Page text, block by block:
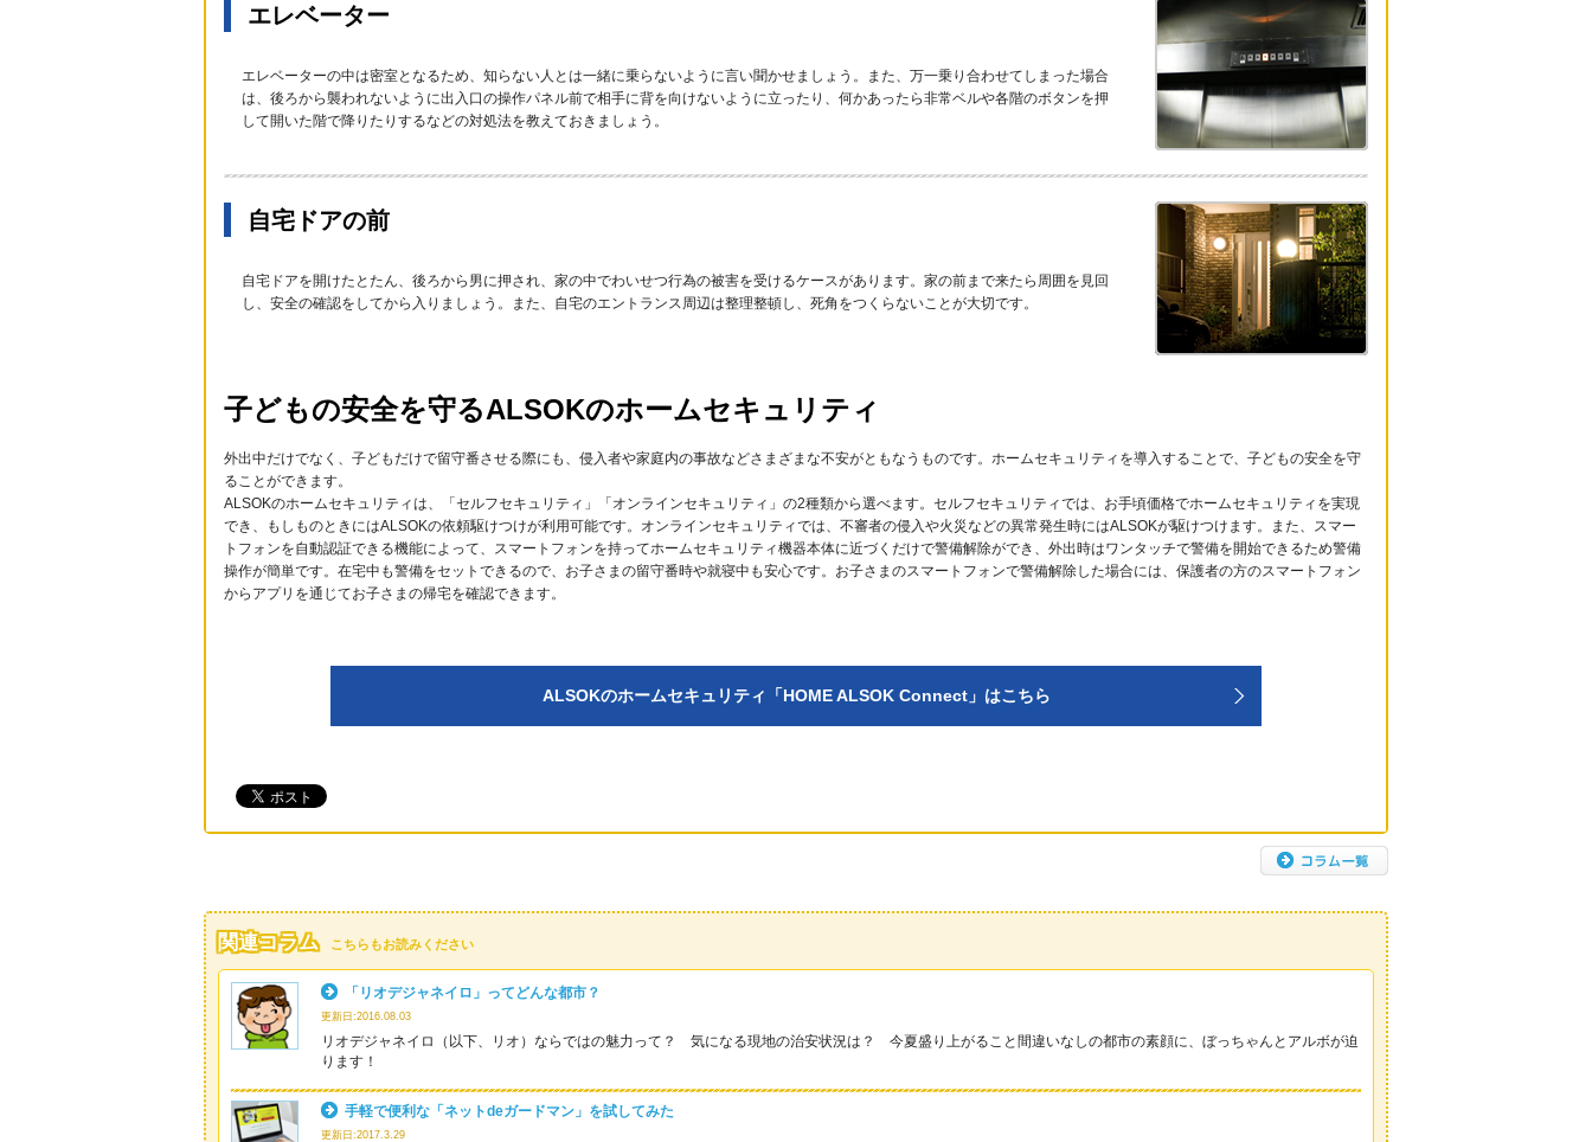
エレベーター
エレベーターの中は密室となるため、知らない人とは一緒に乗らないように言い聞かせましょう。また、万一乗り合わせてしまった場合
は、後ろから襲われないように出入口の操作パネル前で相手に背を向けないように立ったり、何かあったら非常ベルや各階のボタンを押
して開いた階で降りたりするなどの対処法を教えておきましょう。
自宅ドアの前
自宅ドアを開けたとたん、後ろから男に押され、家の中でわいせつ行為の被害を受けるケースがあります。家の前まで来たら周囲を見回
し、安全の確認をしてから入りましょう。また、自宅のエントランス周辺は整理整頓し、死角をつくらないことが大切です。
子どもの安全を守るALSOKのホームセキュリティ
外出中だけでなく、子どもだけで留守番させる際にも、侵入者や家庭内の事故などさまざまな不安がともなうものです。ホームセキュリティを導入することで、子どもの安全を守
ることができます。
ALSOKのホームセキュリティは、「セルフセキュリティ」「オンラインセキュリティ」の2種類から選べます。セルフセキュリティでは、お手頃価格でホームセキュリティを実現
でき、もしものときにはALSOKの依頼駆けつけが利用可能です。オンラインセキュリティでは、不審者の侵入や火災などの異常発生時にはALSOKが駆けつけます。また、スマー
トフォンを自動認証できる機能によって、スマートフォンを持ってホームセキュリティ機器本体に近づくだけで警備解除ができ、外出時はワンタッチで警備を開始できるため警備
操作が簡単です。在宅中も警備をセットできるので、お子さまの留守番時や就寝中も安心です。お子さまのスマートフォンで警備解除した場合には、保護者の方のスマートフォン
からアプリを通じてお子さまの帰宅を確認できます。
ALSOKのホームセキュリティ「HOME ALSOK Connect」はこちら
関連コラム こちらもお読みください
「リオデジャネイロ」ってどんな都市？
更新日:2016.08.03
リオデジャネイロ（以下、リオ）ならではの魅力って？ 気になる現地の治安状況は？ 今夏盛り上がること間違いなしの都市の素顔に、ぼっちゃんとアルボが迫
ります！
手軽で便利な「ネットdeガードマン」を試してみた
更新日:2017.3.29